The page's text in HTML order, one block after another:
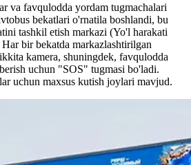
va favqulodda yordam tugmachalari
bekatlari o'rnatila boshlandi, bu
tashkil etish markazi (Yo'l harakati
bir bekatda markazlashtirilgan
kamera, shuningdek, favqulodda
uchun "SOS" tugmasi bo'ladi.
uchun maxsus kutish joylari mavjud.